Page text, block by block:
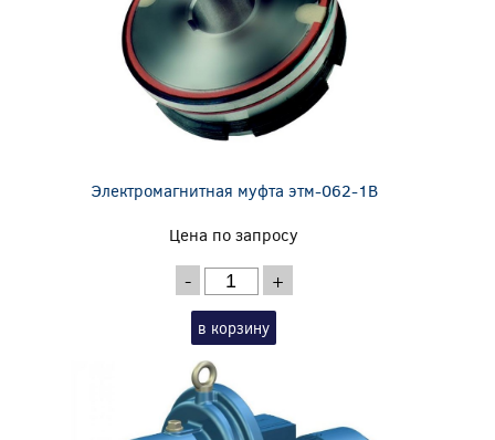
Электромагнитная муфта этм-062-1В
Цена по запросу
- +
в корзину